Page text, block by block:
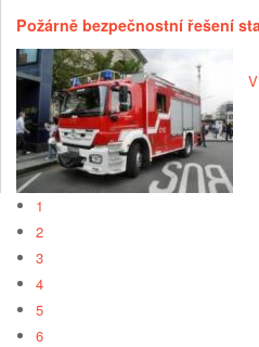
Požárně bezpečnostní řešení
1
2
3
4
5
6